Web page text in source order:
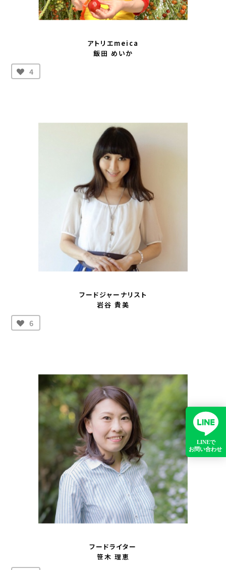
アトリエmeica
飯田 めいか
4
フードジャーナリスト
岩谷 貴美
6
フードライター
笹木 理恵